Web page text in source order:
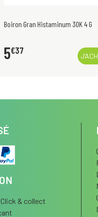
Boiron Gran Histaminum 30K 4 G
5€37
& collect